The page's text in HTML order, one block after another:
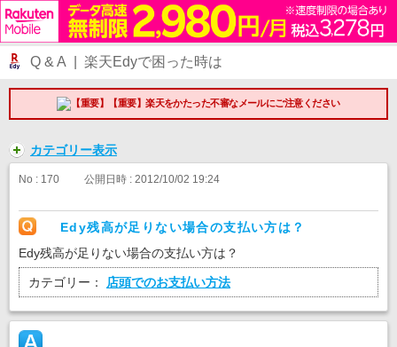
Q & A | 楽天Edyで困った時は
【重要】楽天をかたった不審なメールにご注意ください
カテゴリー表示
No : 170 公開日時 : 2012/10/02 19:24
Edy残高が足りない場合の支払い方は？
Edy残高が足りない場合の支払い方は？
カテゴリー： 店頭でのお支払い方法